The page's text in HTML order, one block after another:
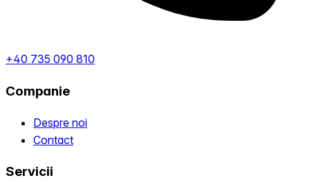
+40 735 090 810
Companie
Despre noi
Contact
Servicii